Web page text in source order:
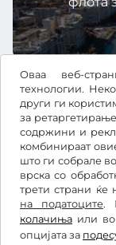
Оваа веб-
технологии.
други ги
за
содржини и
комбинираат
што ги собрале
врска со
трети страни ќе
на податоците.
колачиња или
опцијата за
FtHUF
Facebook
Општи услови и